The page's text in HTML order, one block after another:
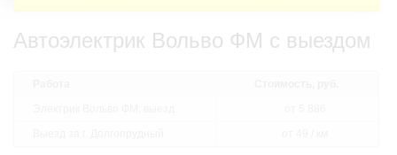
Автоэлектрик Вольво ФМ с выездом